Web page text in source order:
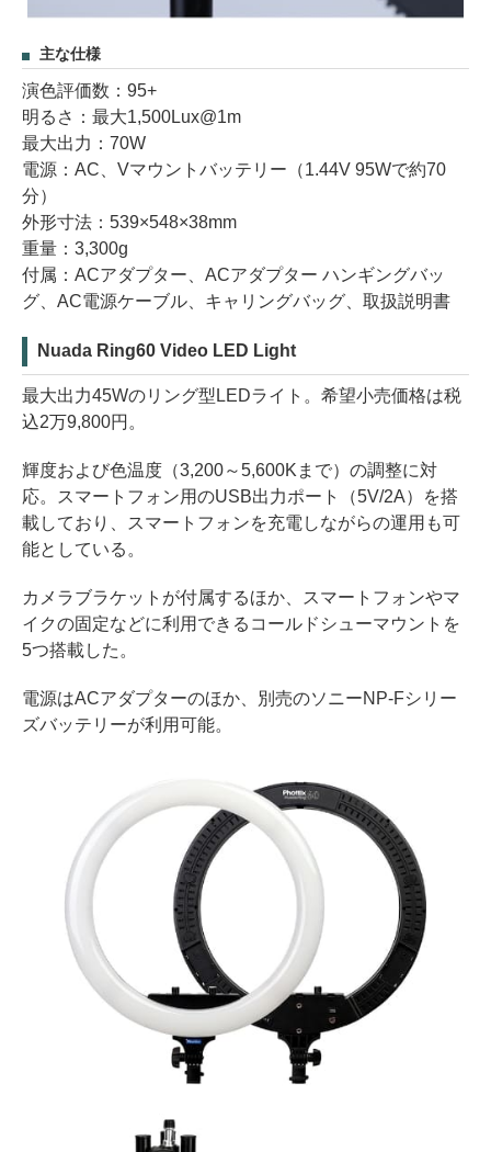
主な仕様
演色評価数：95+
明るさ：最大1,500Lux@1m
最大出力：70W
電源：AC、Vマウントバッテリー（1.44V 95Wで約70
分）
外形寸法：539×548×38mm
重量：3,300g
付属：ACアダプター、ACアダプター ハンギングバッ
グ、AC電源ケーブル、キャリングバッグ、取扱説明書
Nuada Ring60 Video LED Light
最大出力45Wのリング型LEDライト。希望小売価格は税
込2万9,800円。
輝度および色温度（3,200～5,600Kまで）の調整に対
応。スマートフォン用のUSB出力ポート（5V/2A）を搭
載しており、スマートフォンを充電しながらの運用も可
能としている。
カメラブラケットが付属するほか、スマートフォンやマ
イクの固定などに利用できるコールドシューマウントを
5つ搭載した。
電源はACアダプターのほか、別売のソニーNP-Fシリー
ズバッテリーが利用可能。